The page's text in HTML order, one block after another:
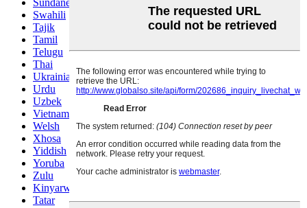
Swahili
Tajik
Tamil
Telugu
Thai
Ukrainian
Urdu
Uzbek
Vietnamese
Welsh
Xhosa
Yiddish
Yoruba
Zulu
Kinyarwanda
Tatar